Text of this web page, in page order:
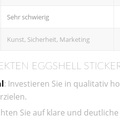
Sehr schwierig
Kunst, Sicherheit, Marketing
EGGSHELL
: Investieren Sie in qualitativ
Sie auf klare und